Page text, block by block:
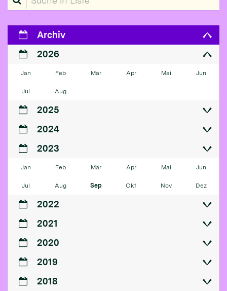
Archiv
2026
Jan Feb Mär Apr Mai Jun
Jul Aug
2025
2024
2023
Jan Feb Mär Apr Mai Jun
Jul Aug Sep Okt Nov Dez
2022
2021
2020
2019
2018